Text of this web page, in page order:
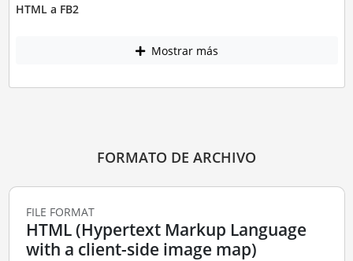
HTML a FB2
Mostrar más
FORMATO DE ARCHIVO
FILE FORMAT
HTML (Hypertext Markup Language
with a client-side image map)